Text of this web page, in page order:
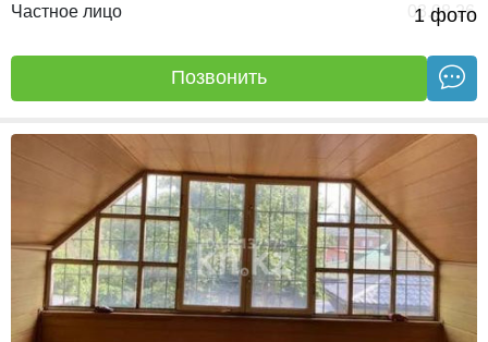
1 фото
Частное лицо
03.08.26
Позвонить